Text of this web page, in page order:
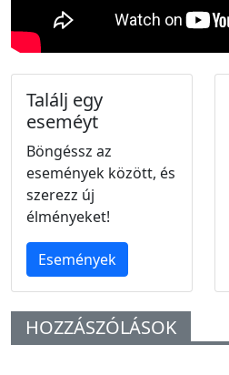
Találj egy
eseméyt
Böngéssz az
események között, és
szerezz új
élményeket!
Események
HOZZÁSZÓLÁSOK